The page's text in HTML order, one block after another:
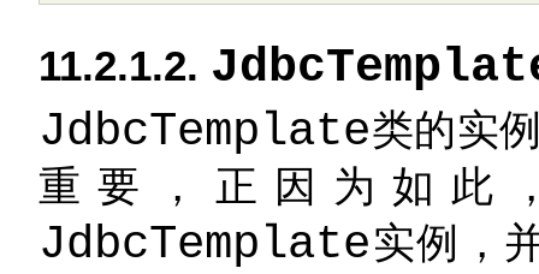
11.2.1.2.
JdbcTemplate类的实
重要，正因为如此
JdbcTemplate实例，